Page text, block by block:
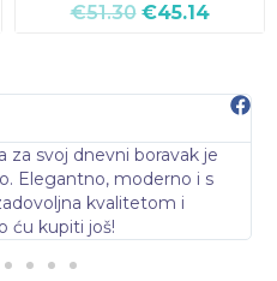
€51.30 €45.14
za svoj dnevni boravak je
Elegantno, moderno i s
kvalitetom i
ću kupiti još!